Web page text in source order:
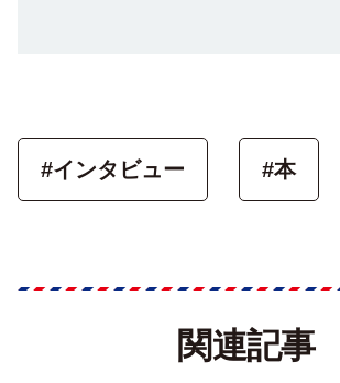
#インタビュー #本
関連記事